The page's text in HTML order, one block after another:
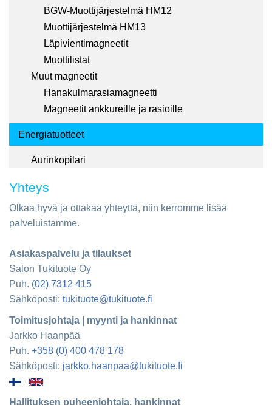
BGW-Muottijärjestelmä HM12
Muottijärjestelmä HM13
Läpivientimagneetit
Muottilistat
Muut magneetit
Hanakulmarasiamagneetti
Magneetit ankkureille ja rasioille
Energiatuotteet
Aurinkopilari
Yhteys
Olkaa hyvä ja ottakaa yhteyttä, niin kerromme lisää
palveluistamme.
Asiakaspalvelu ja tilaukset
Salon Tukituote Oy
Puh. (02) 7312 415
Sähköposti: tukituote@tukituote.fi
Toimitusjohtaja | myynti ja hankinnat
Jarkko Haanpää
Puh. +358 (0) 400 478 178
Sähköposti: jarkko.haanpaa@tukituote.fi
Hallituksen puheenjohtaja, hankinnat